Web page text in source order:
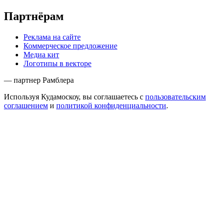
Партнёрам
Реклама на сайте
Коммерческое предложение
Медиа кит
Логотипы в векторе
— партнер Рамблера
Используя Кудамоскоу, вы соглашаетесь с пользовательским
соглашением и политикой конфиденциальности.